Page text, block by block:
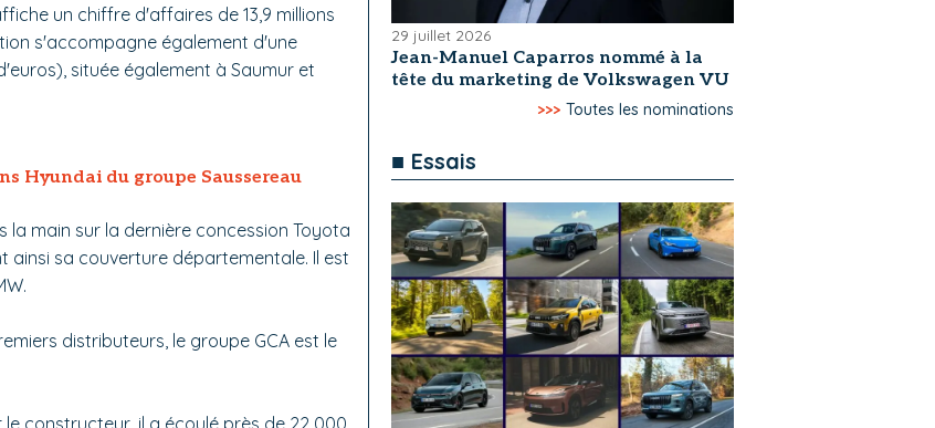
un chiffre d'affaires de 13,9 millions
s'accompagne également d'une
située également à Saumur et
Hyundai du groupe Saussereau
main sur la dernière concession Toyota
ainsi sa couverture départementale. Il est
distributeurs, le groupe GCA est le
29 juillet 2026
Jean-Manuel Caparros nommé à la
tête du marketing de Volkswagen VU
>>> Toutes les nominations
■ Essais